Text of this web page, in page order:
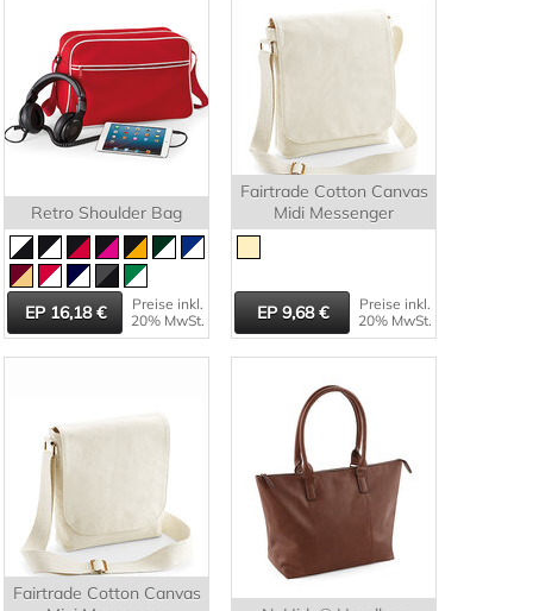
Retro Shoulder Bag
16,18
Preise inkl.
20% MwSt.
Fairtrade Cotton Canvas
Midi Messenger
9,68
Preise inkl.
20% MwSt.
Fairtrade Cotton Canvas